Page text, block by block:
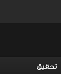
تحقيق